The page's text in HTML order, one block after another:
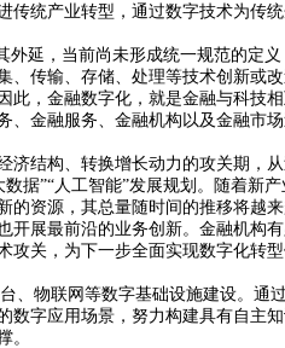
传统产业转型，通过数字技术为传统
延，当前尚未形成统一规范的定义
、传输、存储、处理等技术创新或
此，金融数字化，就是金融与科技
金融服务、金融机构以及金融市场
结构、转换增长动力的攻关期，从
数据”“人工智能”发展规划。随着新
的资源，其总量随时间的推移将越
开展最前沿的业务创新。金融机构
攻关，为下一步全面实现数字化转型
物联网等数字基础设施建设。通
数字应用场景，努力构建具有自主
。